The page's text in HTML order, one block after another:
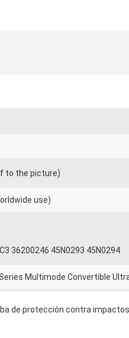
to the picture)
use)
36200246 45N0293 45N0294
Multimode Convertible
de protección contra